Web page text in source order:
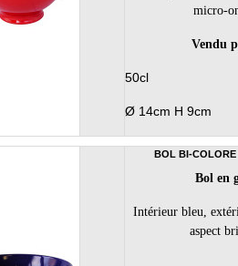
micro-
Vendu
50cl
Ø 14cm H 9cm
BOL BI-
Bol en
Intérieur bleu,
aspect